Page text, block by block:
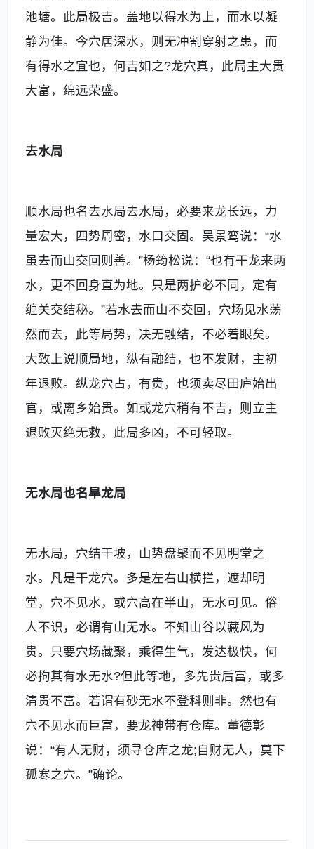
池塘。此局极吉。盖地以得水为上，而水以凝
静为佳。今穴居深水，则无冲割穿射之患，而
有得水之宜也，何吉如之?龙穴真，此局主大贵
大富，绵远荣盛。
去水局
顺水局也名去水局去水局，必要来龙长远，力
量宏大，四势周密，水口交固。吴景鸾说：“水
虽去而山交回则善。”杨筠松说：“也有干龙来两
水，更不回身直为地。只是两护必不同，定有
缠关交结秘。”若水去而山不交回，穴场见水荡
然而去，此等局势，决无融结，不必着眼矣。
大致上说顺局地，纵有融结，也不发财，主初
年退败。纵龙穴占，有贵，也须卖尽田庐始出
官，或离乡始贵。如或龙穴稍有不吉，则立主
退败灭绝无救，此局多凶，不可轻取。
无水局也名旱龙局
无水局，穴结干坡，山势盘聚而不见明堂之
水。凡是干龙穴。多是左右山横拦，遮却明
堂，穴不见水，或穴高在半山，无水可见。俗
人不识，必谓有山无水。不知山谷以藏风为
贵。只要穴场藏聚，乘得生气，发达极快，何
必拘其有水无水?但此等地，多先贵后富，或多
清贵不富。若谓有砂无水不登科则非。然也有
穴不见水而巨富，要龙神带有仓库。董德彰
说：“有人无财，须寻仓库之龙;自财无人，莫下
孤寒之穴。”确论。